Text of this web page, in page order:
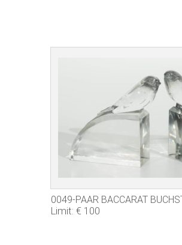
0049-PAAR BACCARAT
Limit: € 100